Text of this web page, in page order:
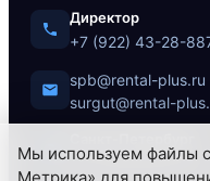
Директор
+7 (922) 43-28-
spb@rental-plus.ru
surgut@rental-
ул. Литовская, 10
Мы используем файлы